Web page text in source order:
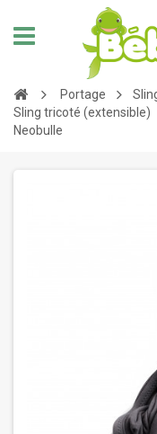
Portage
Sling tricoté (extensible)
Neobulle